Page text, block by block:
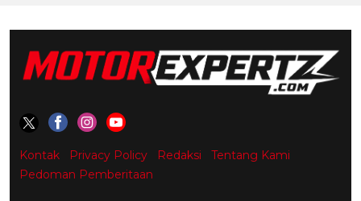
Kontak Privacy Policy Redaksi
Tentang Kami
Pedoman Pemberitaan